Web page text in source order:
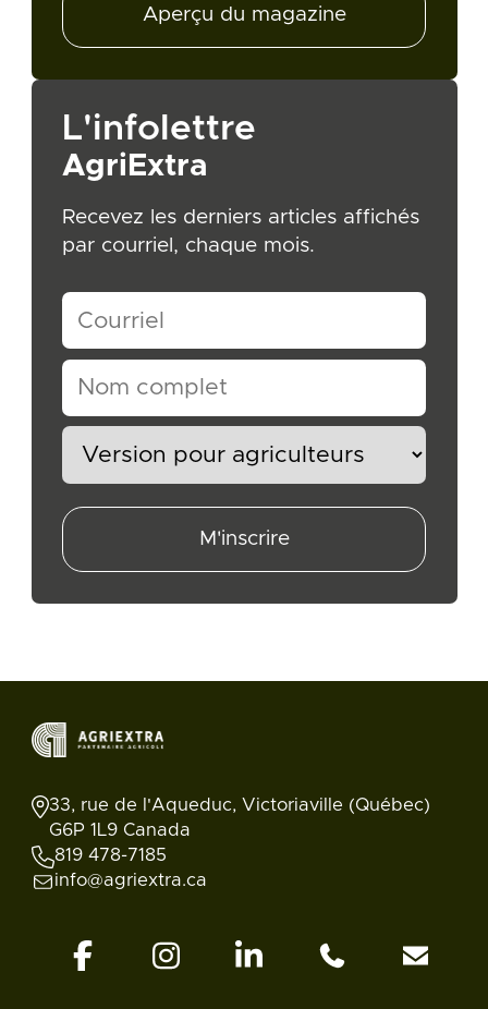
Aperçu du magazine
L'infolettre
AgriExtra
Recevez les derniers articles affichés
par courriel, chaque mois.
M'inscrire
33, rue de l'Aqueduc, Victoriaville (Québec)
G6P 1L9 Canada
819 478-7185
info@agriextra.ca